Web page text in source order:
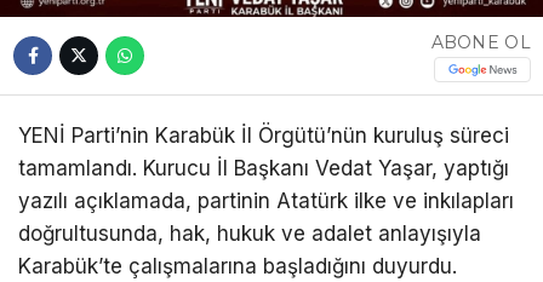
ABONE OL
YENİ Parti’nin Karabük İl Örgütü’nün kuruluş süreci
tamamlandı. Kurucu İl Başkanı Vedat Yaşar, yaptığı
yazılı açıklamada, partinin Atatürk ilke ve inkılapları
doğrultusunda, hak, hukuk ve adalet anlayışıyla
Karabük’te çalışmalarına başladığını duyurdu.